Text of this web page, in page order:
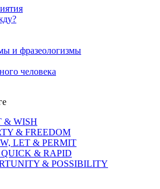
и фразеологизмы
человека
& WISH
& FREEDOM
LET & PERMIT
QUICK & RAPID
& POSSIBILITY